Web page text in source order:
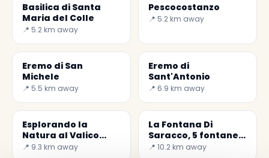
Basilica di Santa
Maria del Colle
📍 5.2 km away
Pescocostanzo
📍 5.2 km away
Eremo di San
Michele
📍 5.5 km away
Eremo di
Sant'Antonio
📍 6.9 km away
Esplorando la
Natura al Valico
della Forchetta e al
📍 9.3 km away
La Fontana Di
Saracco, 5 fontane
incredibili
📍 10.2 km away